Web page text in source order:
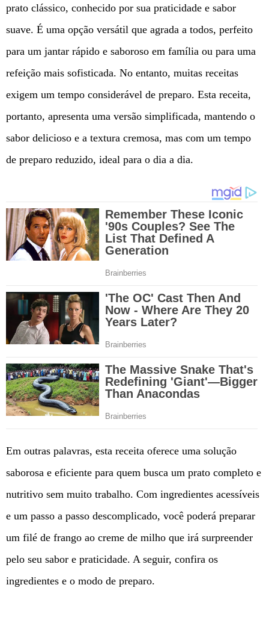
prato clássico, conhecido por sua praticidade e sabor
suave. É uma opção versátil que agrada a todos, perfeito
para um jantar rápido e saboroso em família ou para uma
refeição mais sofisticada. No entanto, muitas receitas
exigem um tempo considerável de preparo. Esta receita,
portanto, apresenta uma versão simplificada, mantendo o
sabor delicioso e a textura cremosa, mas com um tempo
de preparo reduzido, ideal para o dia a dia.
Em outras palavras, esta receita oferece uma solução
saborosa e eficiente para quem busca um prato completo e
nutritivo sem muito trabalho. Com ingredientes acessíveis
e um passo a passo descomplicado, você poderá preparar
um filé de frango ao creme de milho que irá surpreender
pelo seu sabor e praticidade. A seguir, confira os
ingredientes e o modo de preparo.